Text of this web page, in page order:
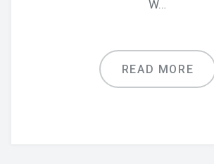
W…
READ MORE